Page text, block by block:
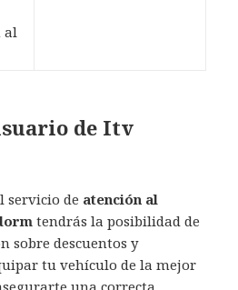
al
de Itv
servicio de atención al
tendrás la posibilidad de
sobre descuentos y
tu vehículo de la mejor